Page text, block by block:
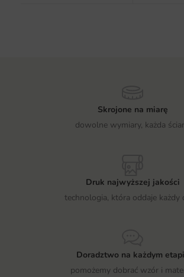
Skrojone na miarę
dowolne wymiary, każda
Druk najwyższej jakości
technologia, która oddaje każdy
Doradztwo na każdym
pomożemy dobrać wzór i